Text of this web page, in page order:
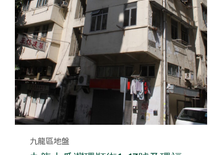
Category
九龍區地盤